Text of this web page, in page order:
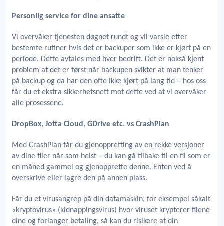
Personlig service for dine ansatte
Vi overvåker tjenesten døgnet rundt og vil varsle etter
bestemte rutiner hvis det er backuper som ikke er kjørt på en
periode. Dette avtales med hver bedrift. Det er nokså kjent
problem at det er først når backupen svikter at man tenker
på backup og da har den ofte ikke kjørt på lang tid – hos oss
får du et ekstra sikkerhetsnett mot dette ved at vi overvåker
alle prosessene.
DropBox, Jotta Cloud, GDrive etc. vs CrashPlan
Med CrashPlan får du gjenoppretting av en rekke versjoner
av dine filer når som helst – du kan gå tilbake til en fil som er
en måned gammel og gjenopprette denne. Enten ved å
overskrive eller lagre den på annen plass.
Får du et virusangrep på din datamaskin, for eksempel såkalt
«kryptovirus» (kidnappingsvirus) hvor viruset krypterer filene
dine og forlanger betaling, så kan du risikere at din